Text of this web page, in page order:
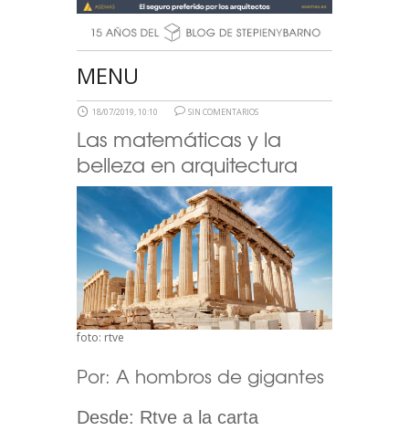
MENU
18/07/2019, 10:10 SIN COMENTARIOS
Las matemáticas y la
belleza en arquitectura
foto: rtve
Por: A hombros de gigantes
Desde: Rtve a la carta